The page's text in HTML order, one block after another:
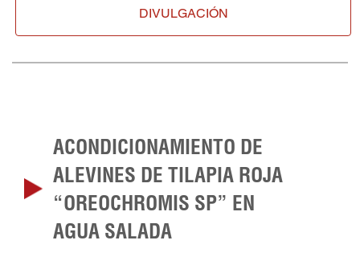
DIVULGACIÓN
ACONDICIONAMIENTO DE
ALEVINES DE TILAPIA ROJA
“OREOCHROMIS SP” EN
AGUA SALADA